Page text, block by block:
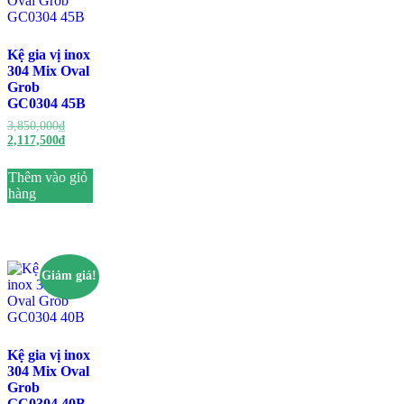
Kệ gia vị inox
304 Mix Oval
Grob
GC0304 45B
3,850,000₫Giá
gốc
3,850,000₫.
2,117,500₫Giá
tại
là:
Thêm vào giỏ
hàng
Giảm giá!
Kệ gia vị inox
304 Mix Oval
Grob